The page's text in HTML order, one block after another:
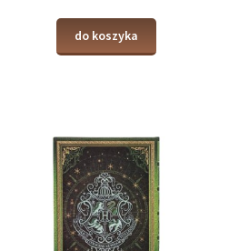
do koszyka